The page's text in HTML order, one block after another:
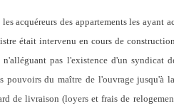
acquéreurs des appartements les
était intervenu en cours de
pas l'existence d'un syndicat
pouvoirs du maître de l'ouvrage jusqu'à
de livraison (loyers et frais de